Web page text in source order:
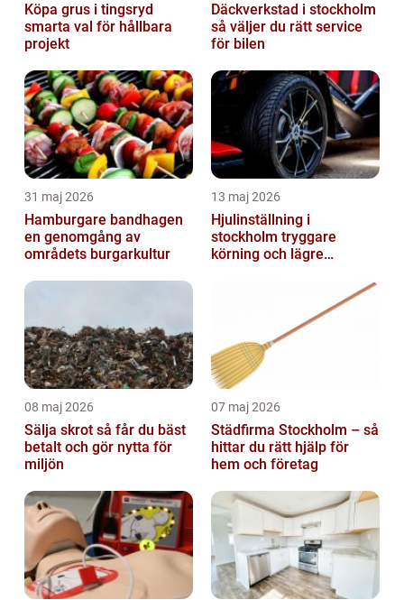
Köpa grus i tingsryd
smarta val för hållbara
projekt
Däckverkstad i stockholm
så väljer du rätt service
för bilen
31 maj 2026
Hamburgare bandhagen
en genomgång av
områdets burgarkultur
13 maj 2026
Hjulinställning i
stockholm tryggare
körning och lägre
08 maj 2026
Sälja skrot så får du bäst
betalt och gör nytta för
miljön
07 maj 2026
Städfirma Stockholm – så
hittar du rätt hjälp för
hem och företag